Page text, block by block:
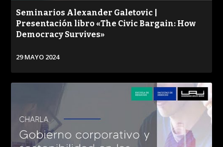
Seminarios Alexander Galetovic |
Presentación libro «The Civic Bargain: How
Democracy Survives»
29 MAYO 2024
VER